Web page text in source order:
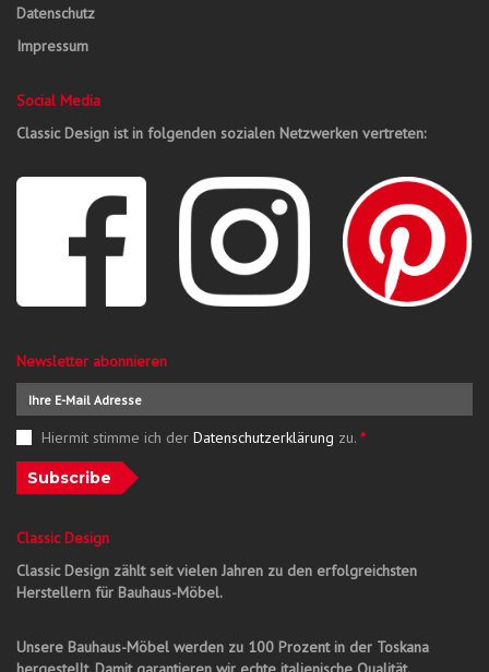
Datenschutz
Impressum
Social Media
Classic Design ist in folgenden sozialen Netzwerken vertreten:
Newsletter abonnieren
Hiermit stimme ich der Datenschutzerklärung zu. *
Subscribe
Classic Design
Classic Design zählt seit vielen Jahren zu den erfolgreichsten
Herstellern für Bauhaus-Möbel.
Unsere Bauhaus-Möbel werden zu 100 Prozent in der Toskana